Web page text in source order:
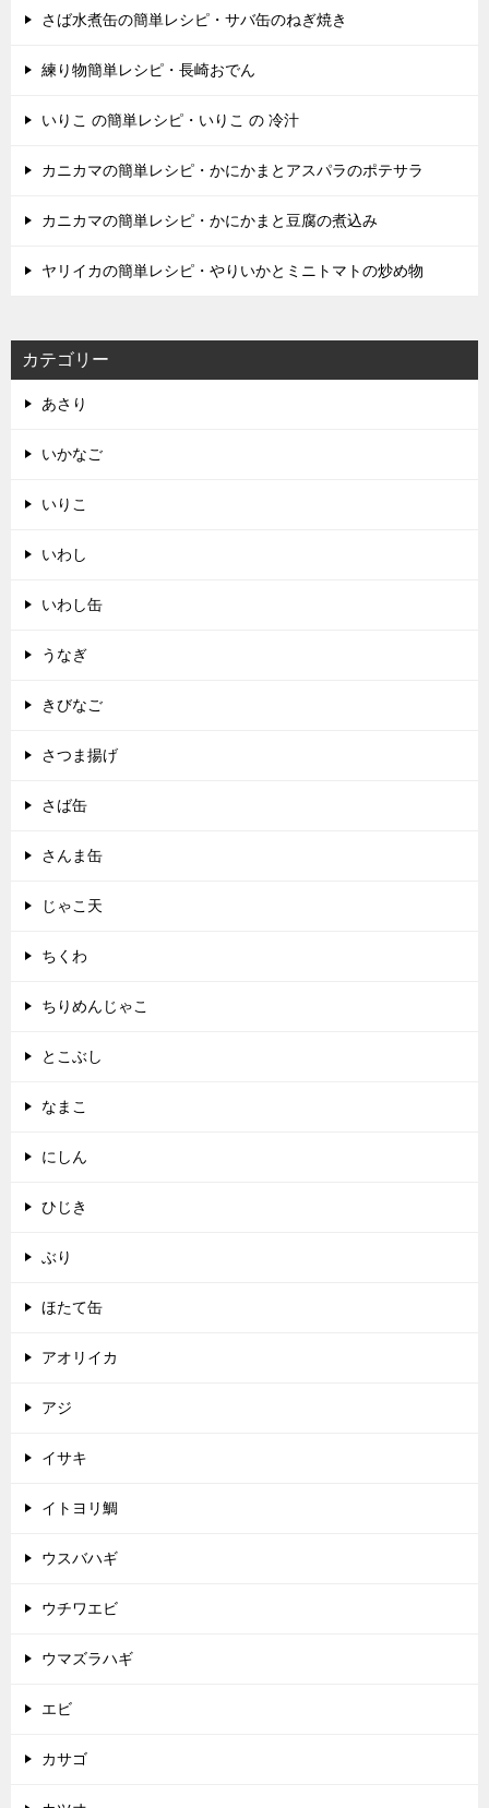
さば水煮缶の簡単レシピ・サバ缶のねぎ焼き
練り物簡単レシピ・長崎おでん
いりこ の簡単レシピ・いりこ の 冷汁
カニカマの簡単レシピ・かにかまとアスパラのポテサラ
カニカマの簡単レシピ・かにかまと豆腐の煮込み
ヤリイカの簡単レシピ・やりいかとミニトマトの炒め物
カテゴリー
あさり
いかなご
いりこ
いわし
いわし缶
うなぎ
きびなご
さつま揚げ
さば缶
さんま缶
じゃこ天
ちくわ
ちりめんじゃこ
とこぶし
なまこ
にしん
ひじき
ぶり
ほたて缶
アオリイカ
アジ
イサキ
イトヨリ鯛
ウスバハギ
ウチワエビ
ウマズラハギ
エビ
カサゴ